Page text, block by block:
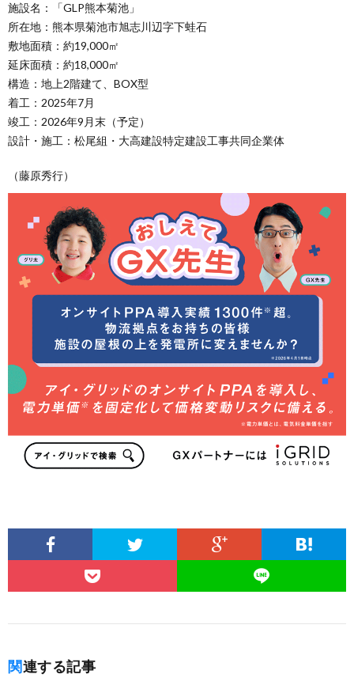
施設名：「GLP熊本菊池」
所在地：熊本県菊池市旭志川辺字下蛙石
敷地面積：約19,000㎡
延床面積：約18,000㎡
構造：地上2階建て、BOX型
着工：2025年7月
竣工：2026年9月末（予定）
設計・施工：松尾組・大高建設特定建設工事共同企業体
（藤原秀行）
関連する記事